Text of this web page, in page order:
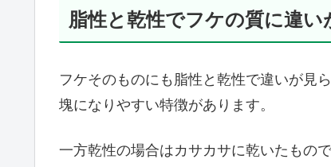
脂性と乾性でフケの質に違い
フケそのものにも脂性と乾性で違いが見
塊になりやすい特徴があります。
一方乾性の場合はカサカサに乾いたもの